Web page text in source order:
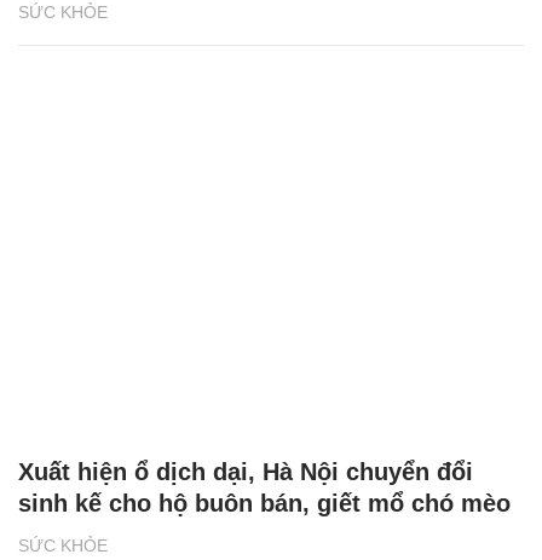
SỨC KHỎE
SỨC KHỎE
Xuất hiện ổ dịch dại, Hà Nội chuyển đổi
sinh kế cho hộ buôn bán, giết mổ chó mèo